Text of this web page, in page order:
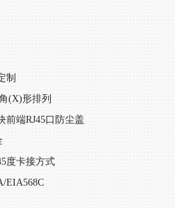
制
(X)形排列
前端RJ45口防尘盖
度卡接方式
EIA568C